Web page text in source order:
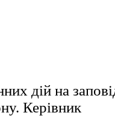
дій на
Керівник